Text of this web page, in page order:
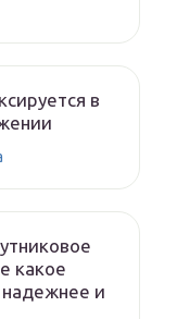
в
какое
и